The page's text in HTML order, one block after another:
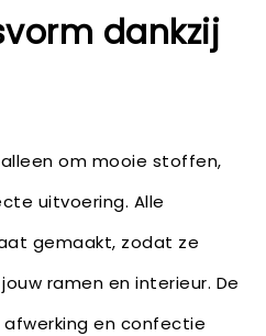
dankzij
om mooie stoffen,
uitvoering. Alle
gemaakt, zodat ze
ramen en interieur. De
en confectie